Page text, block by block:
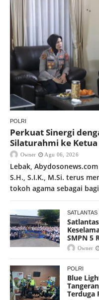
POLRI
Perkuat Sinergi
Silaturahmi ke
Owner Agu 06, 2026
Lebak,
S.H., S.I.K., M.Si. terus
tokoh agama sebagai
SATLANTAS
SMPN 5
Owner
POLRI
Blue
Terduga